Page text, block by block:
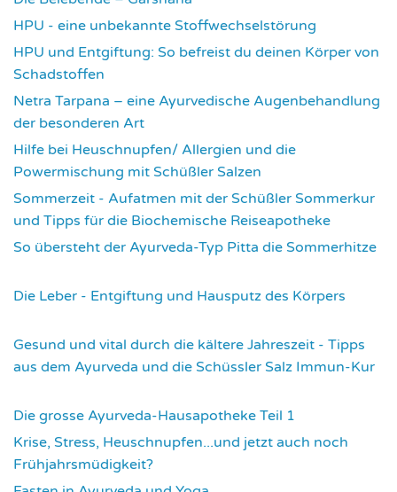
HPU - eine unbekannte Stoffwechselstörung
HPU und Entgiftung: So befreist du deinen Körper von
Schadstoffen
Netra Tarpana – eine Ayurvedische Augenbehandlung
der besonderen Art
Hilfe bei Heuschnupfen/ Allergien und die
Powermischung mit Schüßler Salzen
Sommerzeit - Aufatmen mit der Schüßler Sommerkur
und Tipps für die Biochemische Reiseapotheke
So übersteht der Ayurveda-Typ Pitta die Sommerhitze
Die Leber - Entgiftung und Hausputz des Körpers
Gesund und vital durch die kältere Jahreszeit - Tipps
aus dem Ayurveda und die Schüssler Salz Immun-Kur
Die grosse Ayurveda-Hausapotheke Teil 1
Krise, Stress, Heuschnupfen...und jetzt auch noch
Frühjahrsmüdigkeit?